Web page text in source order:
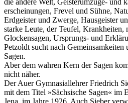
erscheinungen, Frevel und Sühne,
Erdgeister und Zwerge, Hausgeister
starke Leute, der Teufel, Krankheiten,
Glockensagen, Ursprungs- und
Petzoldt sucht nach Gemeinsamkeiten
Sagen.
Aber dem wahren Kern der Sagen
nicht näher.
Der Auer Gymnasiallehrer Friedrich
mit dem Titel »Sächsische Sagen« im
Jena, im Jahre 1926. Auch Sieber